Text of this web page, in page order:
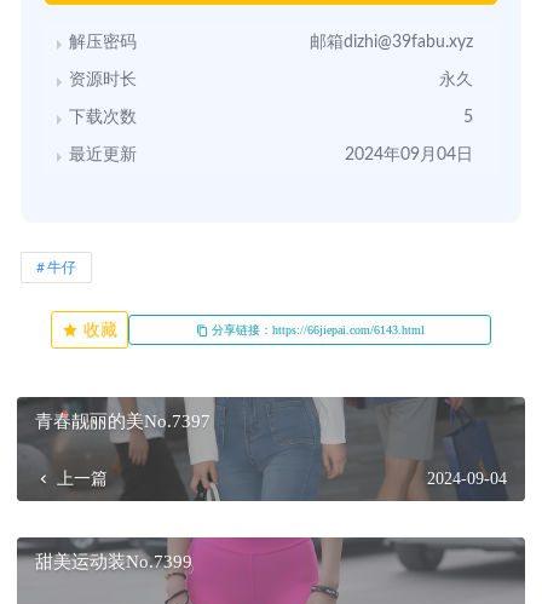
解压密码 邮箱dizhi@39fabu.xyz
资源时长 永久
下载次数 5
最近更新 2024年09月04日
牛仔
收藏 分享链接：https://66jiepai.com/6143.html
青春靓丽的美No.7397
上一篇 2024-09-04
甜美运动装No.7399